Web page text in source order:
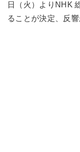
日（火）よりNHK
ることが決定、反